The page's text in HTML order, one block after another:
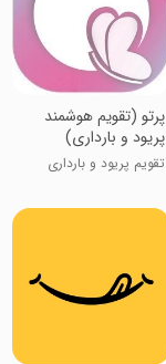
پرتو (تقویم هوشمند
پریود و بارداری)
تقویم پریود و بارداری